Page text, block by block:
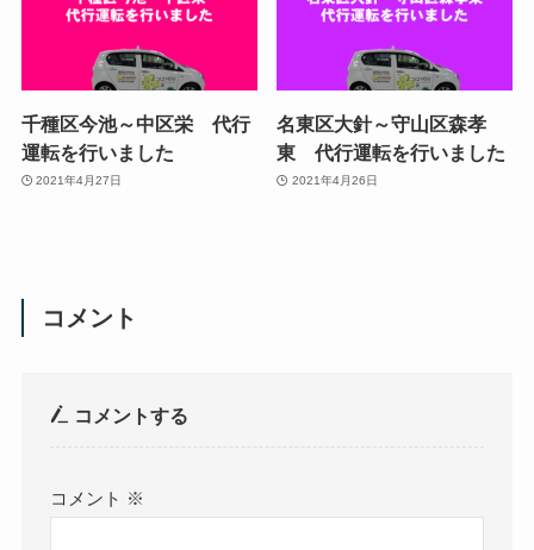
千種区今池～中区栄 代行
運転を行いました
2021年4月27日
名東区大針～守山区森孝
東 代行運転を行いました
2021年4月26日
コメント
コメントする
コメント ※